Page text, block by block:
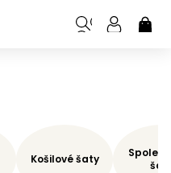
Košilové šaty